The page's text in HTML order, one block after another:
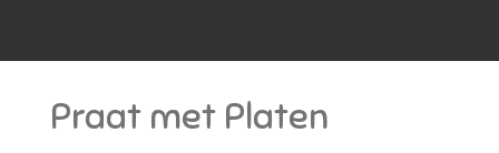
Praat met Platen